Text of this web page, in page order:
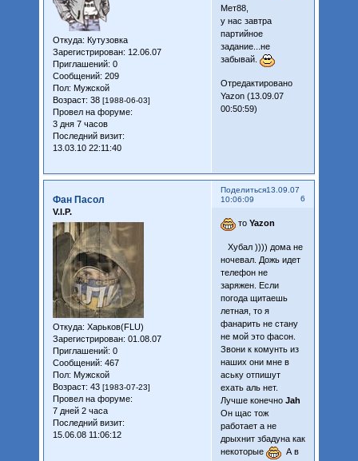
Откуда: Кутузовка
Зарегистрирован: 12.06.07
Приглашений: 0
Сообщений: 209
Пол: Мужской
Возраст: 38 [1988-06-03]
Провел на форуме:
3 дня 7 часов
Последний визит:
13.03.10 22:11:40
Мет88,
у нас завтра
партийное
задание...не
забывай.
Отредактировано
Yazon (13.09.07
00:50:59)
Поделиться
6
13.09.07
10:06:09
Фан Пасол
V.I.P.
Откуда: Харьков(FLU)
Зарегистрирован: 01.08.07
Приглашений: 0
Сообщений: 467
Пол: Мужской
Возраст: 43 [1983-07-23]
Провел на форуме:
7 дней 2 часа
Последний визит:
15.06.08 11:06:12
то Yazon
Хубал )))) дома не
ночевал. Дожь идет
телефон не
заряжен. Если
погода щитаешь
летная, то я
фанарить не стану
не мой это фасон.
Звони к комунть из
наших они мне в
аську отпишут
ехать аль нет.
Лучше конечно Jah
Он щас тож
работает а не
дрыхнит збадуна как
некоторые
А в